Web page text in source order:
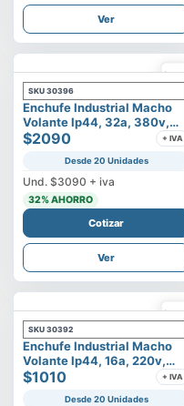
Ver
SKU 30396
Enchufe Industrial Macho
Volante Ip44, 32a, 380v,
3p+t
$2090 + IVA
Desde 20 Unidades
Und. $3090 + iva
32% AHORRO
Cotizar
Ver
SKU 30392
Enchufe Industrial Macho
Volante Ip44, 16a, 220v,
2p+t
$1010 + IVA
Desde 20 Unidades